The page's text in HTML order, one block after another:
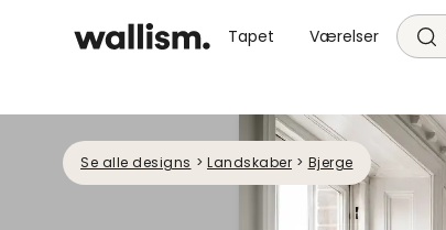
Tapet Værelser
Se alle designs > Landskaber > Bjerge